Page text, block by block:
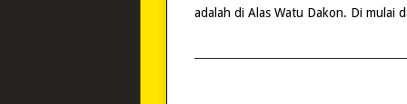
adalah di Alas Watu Dakon. Di mulai